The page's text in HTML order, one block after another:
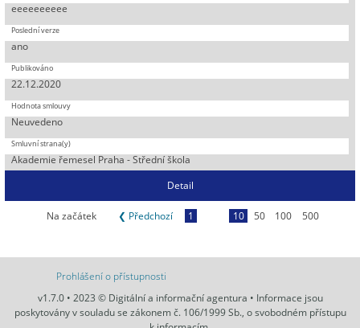
eeeeeeeeee
ano
22.12.2020
Neuvedeno
Akademie řemesel Praha - Střední škola
Detail
Na začátek ❮ Předchozí 1 10 50 100 500
Prohlášení o přístupnosti
v1.7.0 • 2023 © Digitální a informační agentura • Informace jsou
poskytovány v souladu se zákonem č. 106/1999 Sb., o svobodném přístupu